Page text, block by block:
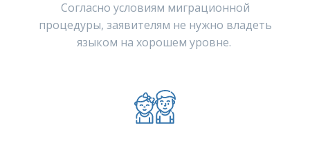
Согласно условиям миграционной
процедуры, заявителям не нужно владеть
языком на хорошем уровне.